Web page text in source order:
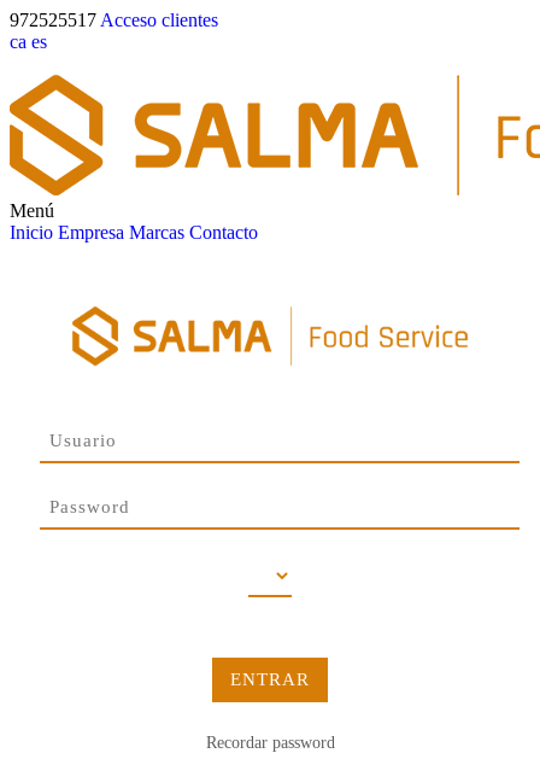
972525517 Acceso clientes
ca es
Menú
Inicio Empresa Marcas Contacto
ENTRAR
Recordar password